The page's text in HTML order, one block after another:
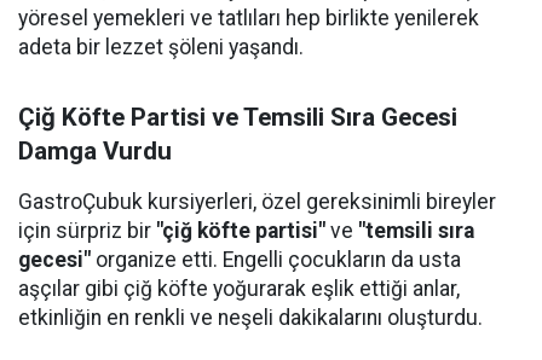
yöresel yemekleri ve tatlıları hep birlikte yenilerek
adeta bir lezzet şöleni yaşandı.
Çiğ Köfte Partisi ve Temsili Sıra Gecesi
Damga Vurdu
GastroÇubuk kursiyerleri, özel gereksinimli bireyler
için sürpriz bir "çiğ köfte partisi" ve "temsili sıra
gecesi" organize etti. Engelli çocukların da usta
aşçılar gibi çiğ köfte yoğurarak eşlik ettiği anlar,
etkinliğin en renkli ve neşeli dakikalarını oluşturdu.